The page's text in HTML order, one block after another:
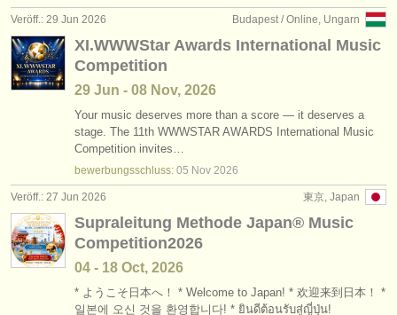
Budapest / Online, Ungarn
Veröff.: 29 Jun 2026
XI.WWWStar Awards International Music
Competition
29 Jun - 08 Nov, 2026
Your music deserves more than a score — it deserves a
stage. The 11th WWWSTAR AWARDS International Music
Competition invites…
bewerbungsschluss: 05 Nov 2026
東京, Japan
Veröff.: 27 Jun 2026
Supraleitung Methode Japan®︎ Music
Competition2026
04 - 18 Oct, 2026
* ようこそ日本へ！ * Welcome to Japan! * 欢迎来到日本！ *
일본에 오신 것을 환영합니다! * ยินดีต้อนรับสู่ญี่ปุ่น!